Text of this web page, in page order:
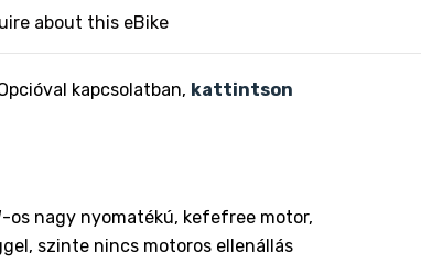
about this eBike
kapcsolatban, kattintson
os nagy nyomatékú, kefefree motor,
szinte nincs motoros ellenállás